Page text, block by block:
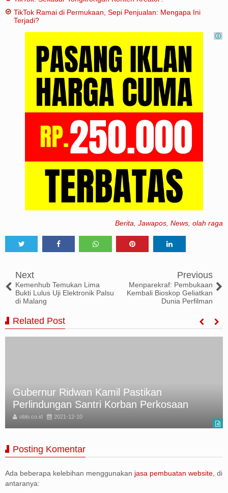
TikTok Ramai di Permukaan, Sepi Penjualan: Mengapa Ini
Terjadi?
Berita Jawapos News olah raga
Next
Kemenhub Temukan Lima
Bukti Lulus Uji Elektronik Palsu
di Malang
Previous
Menparekraf: Pembukaan
Kembali Bioskop Geliatkan
Dunia Perfilman
Related Post
Gubernur Ridwan Kamil Pastikan
Perlindungan Santri Korban Perkosaan
oblo.co.id 2021-12-10
Posting Komentar
Ada beberapa kelebihan menggunakan jasa pembuatan website , di
antaranya: